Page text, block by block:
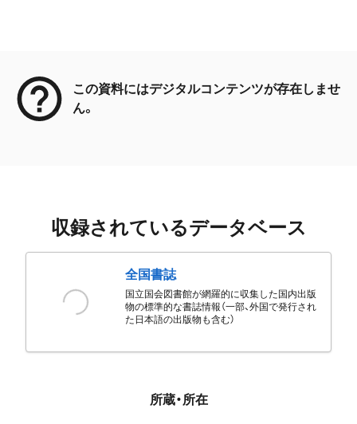
この資料にはデジタルコンテンツが存在しませ
ん。
収録されているデータベース
全国書誌
国立国会図書館が網羅的に収集した国内出版
物の標準的な書誌情報（一部、外国で発行され
た日本語の出版物も含む）
所蔵・所在